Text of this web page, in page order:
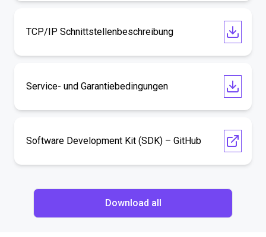
TCP/IP Schnittstellenbeschreibung
Service- und Garantiebedingungen
Software Development Kit (SDK) – GitHub
Download all